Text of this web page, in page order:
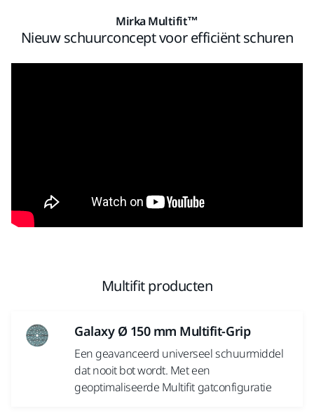
Mirka Multifit™
Nieuw schuurconcept voor efficiënt schuren
Multifit producten
Galaxy Ø 150 mm Multifit-Grip
Een geavanceerd universeel schuurmiddel
dat nooit bot wordt. Met een
geoptimaliseerde Multifit gatconfiguratie